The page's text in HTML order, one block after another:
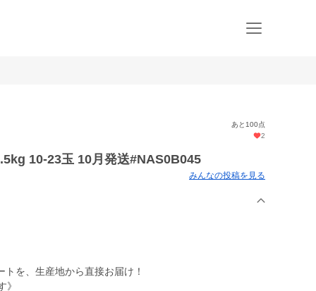
あと100点
2
10-23玉 10月発送#NAS0B045
みんなの投稿を見る
を、生産地から直接お届け！